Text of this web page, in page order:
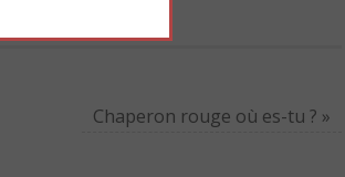
Chaperon rouge où es-tu ? »